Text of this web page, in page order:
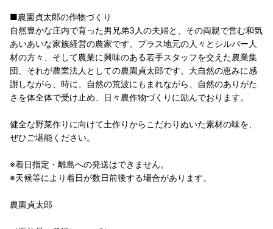
■農園貞太郎の作物づくり
自然豊かな庄内で育った男兄弟3人の夫婦と、その両親で営む和気
あいあいな家族経営の農家です。プラス地元の人々とシルバー人
材の方々、そして農業に興味のある若手スタッフを交えた農業集
団、それが農業法人としての農園貞太郎です。大自然の恵みに感
謝しながら、時に、自然の荒波にもまれながら、自然のありがた
さを体全体で受け止め、日々農作物づくりに励んでおります。
健全な野菜作りに向けて土作りからこだわりぬいた素材の味を、
ぜひご堪能ください。
※着日指定・離島への発送はできません。
※天候等により着日が数日前後する場合があります。
農園貞太郎